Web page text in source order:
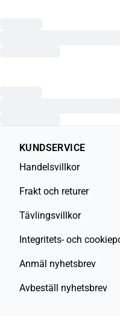
KUNDSERVICE
Handelsvillkor
Frakt och returer
Tävlingsvillkor
Integritets- och
Anmäl nyhetsbrev
Avbeställ nyhetsbrev